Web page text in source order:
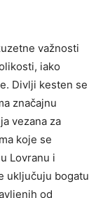
važnosti
iako
Divlji kesten se
značajnu
vezana za
koje se
Lovranu i
uključuju bogatu
od